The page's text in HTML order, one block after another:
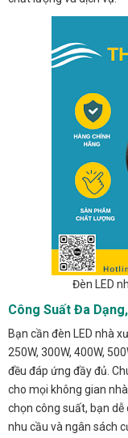
Đèn LED
Công Suất Đa
Bạn cần đèn LED nhà
250W, 300W, 400W,
đều đáp ứng đầy đủ.
cho mọi không gian
chọn công suất, bạn
nhu cầu và ngân sách